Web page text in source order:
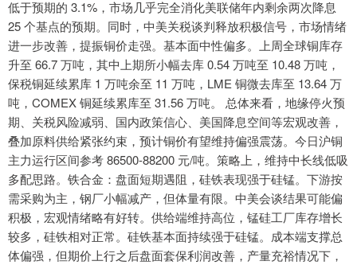
低于预期的 3.1%，市场几乎完全消化美联储年内剩余两次降息
25 个基点的预期。同时，中美关税谈判释放积极信号，市场情绪
进一步改善，提振铜价走强。基本面中性偏多。上周全球铜库存
升至 66.7 万吨，其中上期所小幅去库 0.54 万吨至 10.48 万吨，
保税铜延续累库 1 万吨余至 11 万吨，LME 铜微去库至 13.64 万
吨，COMEX 铜延续累库至 31.56 万吨。 总体来看，地缘停火预
期、关税风险减弱、国内政策信心、美国降息空间等宏观改善，
叠加原料供给紧张约束，预计铜价有望维持偏强震荡。今日沪铜
主力运行区间参考 86500-88200 元/吨。策略上，维持中长线低吸
多配思路。铁合金：盘面短期遇阻，硅铁表现强于硅锰。下游按
需采购为主，钢厂小幅减产，但体量有限。中美会谈结果可能偏
积极，宏观情绪略有好转。供给端维持高位，锰硅工厂库存增长
较多，硅铁相对正常。硅铁基本面持续强于硅锰。成本端支撑总
体偏强，但期价上行之后盘面套保利润改善，产量充裕情况下，